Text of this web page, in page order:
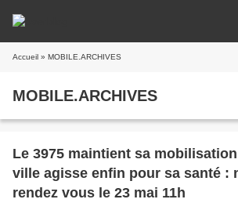
Accueil » MOBILE.ARCHIVES
MOBILE.ARCHIVES
Le 3975 maintient sa
ville agisse enfin pour sa santé :
rendez vous le 23 mai 11h